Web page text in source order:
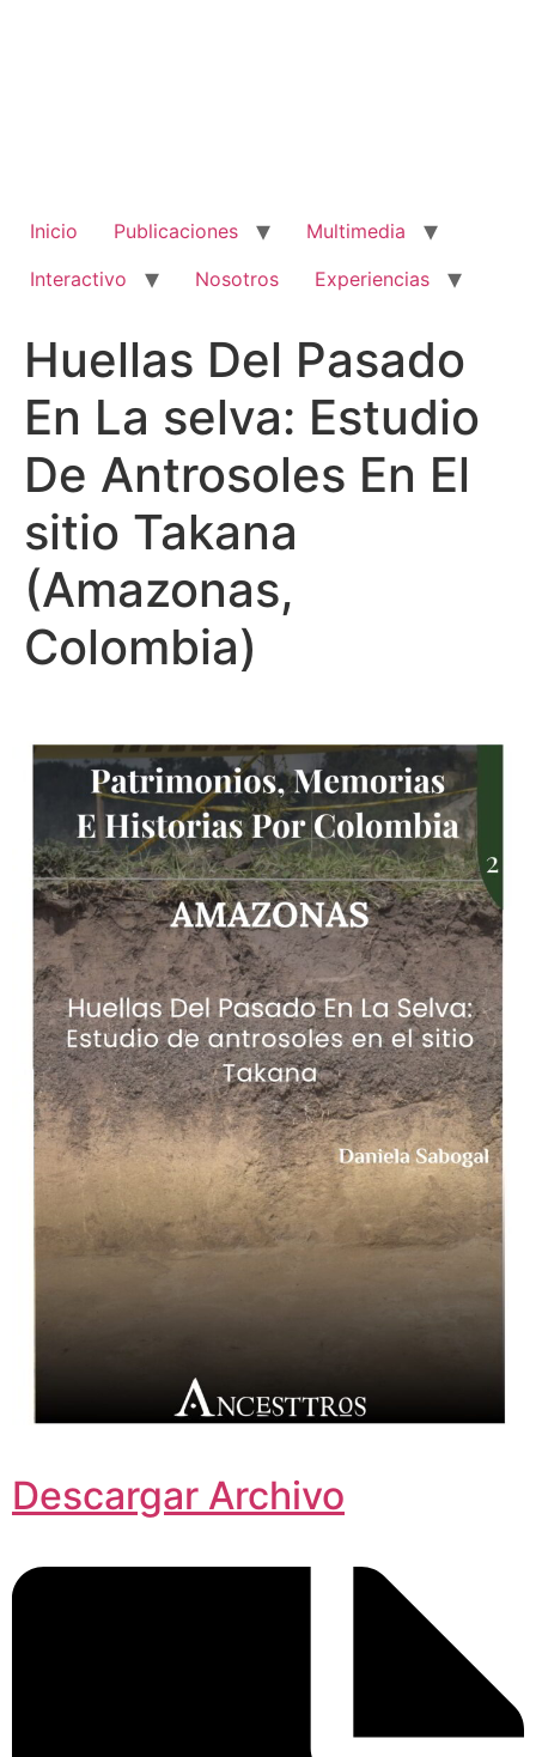
Inicio Publicaciones
Multimedia
Interactivo
Nosotros Experiencias
Huellas Del Pasado
En La selva: Estudio
De Antrosoles En El
sitio Takana
(Amazonas,
Colombia)
Descargar Archivo